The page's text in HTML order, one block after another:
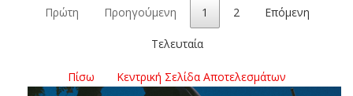
Πρώτη Προηγούμενη 1 2 Επόμενη
Τελευταία
Πίσω Κεντρική Σελίδα Αποτελεσμάτων